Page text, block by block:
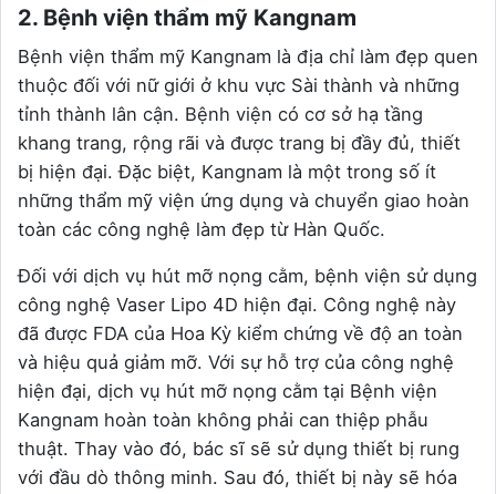
2. Bệnh viện thẩm mỹ Kangnam
Bệnh viện thẩm mỹ Kangnam là địa chỉ làm đẹp quen
thuộc đối với nữ giới ở khu vực Sài thành và những
tỉnh thành lân cận. Bệnh viện có cơ sở hạ tầng
khang trang, rộng rãi và được trang bị đầy đủ, thiết
bị hiện đại. Đặc biệt, Kangnam là một trong số ít
những thẩm mỹ viện ứng dụng và chuyển giao hoàn
toàn các công nghệ làm đẹp từ Hàn Quốc.
Đối với dịch vụ hút mỡ nọng cằm, bệnh viện sử dụng
công nghệ Vaser Lipo 4D hiện đại. Công nghệ này
đã được FDA của Hoa Kỳ kiểm chứng về độ an toàn
và hiệu quả giảm mỡ. Với sự hỗ trợ của công nghệ
hiện đại, dịch vụ hút mỡ nọng cằm tại Bệnh viện
Kangnam hoàn toàn không phải can thiệp phẫu
thuật. Thay vào đó, bác sĩ sẽ sử dụng thiết bị rung
với đầu dò thông minh. Sau đó, thiết bị này sẽ hóa